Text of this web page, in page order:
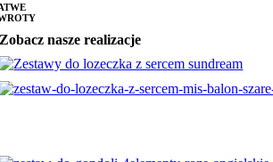
Zobacz nasze realizacje